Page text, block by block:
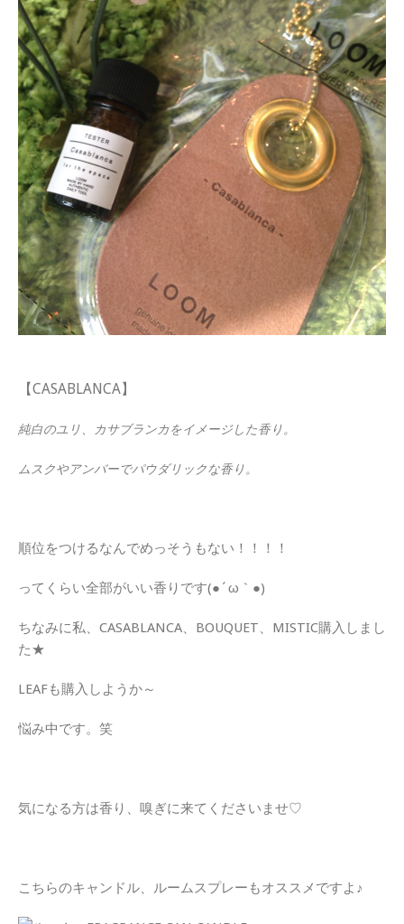
【CASABLANCA】
純白のユリ、カサブランカをイメージした香り。
ムスクやアンバーでパウダリックな香り。
順位をつけるなんでめっそうもない！！！！
ってくらい全部がいい香りです(●´ω｀●)
ちなみに私、CASABLANCA、BOUQUET、MISTIC購入しまし
た★
LEAFも購入しようか～
悩み中です。笑
気になる方は香り、嗅ぎに来てくださいませ♡
こちらのキャンドル、ルームスプレーもオススメですよ♪